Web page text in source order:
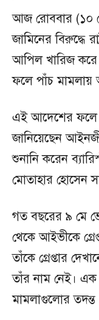
আজ রোববার (১০
জামিনের বিরুদ্ধে
আপিল খারিজ করে
ফলে পাঁচ মামলায়
এই আদেশের ফলে
জানিয়েছেন
শুনানি করেন
মোতাহার হোসেন
গত বছরের ৯ মে
থেকে আইভীকে
তাঁকে গ্রেপ্তার
তাঁর নাম নেই।
মামলাগুলোর